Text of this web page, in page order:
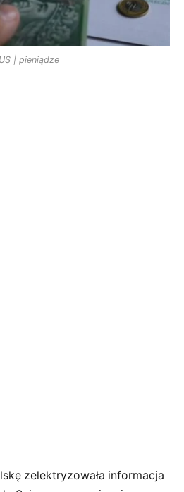
| pieniądze
zelektryzowała informacja